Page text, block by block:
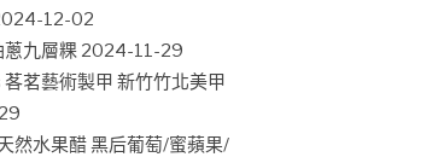
12-02
九層粿 2024-11-29
茗藝術製甲 新竹竹北美甲
然水果醋 黑后葡萄/蜜蘋果/